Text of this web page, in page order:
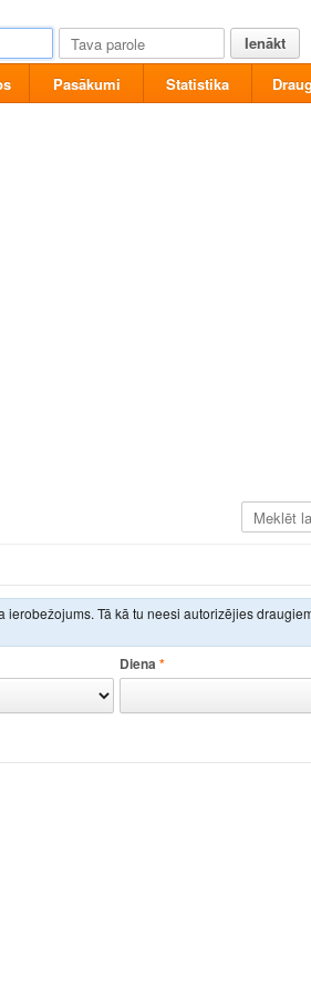
Ienākt
Pasākumi Statistika
ierobežojums. Tā kā tu neesi autorizējies
Diena *